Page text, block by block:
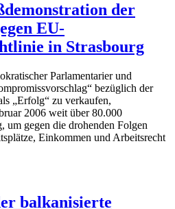
der
EU-
in Strasbourg
Parlamentarier und
bezüglich der
„Erfolg“ zu verkaufen,
2006 weit über 80.000
um gegen die drohenden Folgen
Einkommen und Arbeitsrecht
balkanisierte